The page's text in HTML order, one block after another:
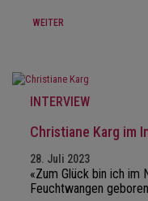
WEITER
INTERVIEW
Christiane Karg im
28. Juli 2023
«Zum Glück bin ich im
Feuchtwangen